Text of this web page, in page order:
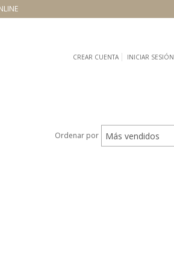
CREAR CUENTA INICIAR SESIÓN
Ordenar por